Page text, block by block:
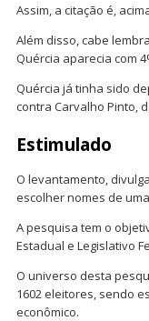
Assim, a citação é,
Além disso, cabe
Quércia aparecia com
Quércia já tinha sido
contra Carvalho Pinto,
Estimulado
O levantamento,
escolher nomes de
A pesquisa tem o
Estadual e Legislativo
O universo desta
1602 eleitores, sendo
econômico.